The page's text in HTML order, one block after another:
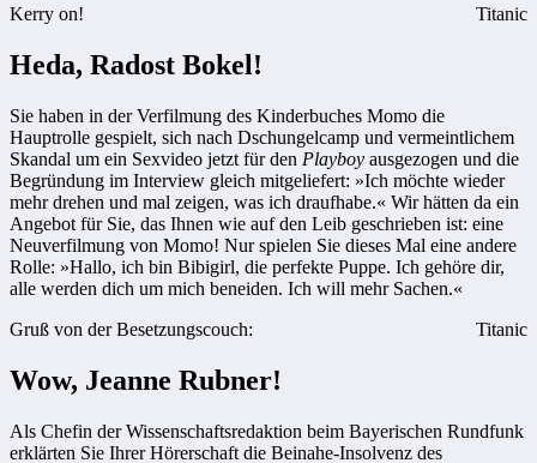
Kerry on!
Titanic
Heda, Radost Bokel!
Sie haben in der Verfilmung des Kinderbuches Momo die
Hauptrolle gespielt, sich nach Dschungelcamp und vermeintlichem
Skandal um ein Sexvideo jetzt für den Playboy ausgezogen und die
Begründung im Interview gleich mitgeliefert: »Ich möchte wieder
mehr drehen und mal zeigen, was ich draufhabe.« Wir hätten da ein
Angebot für Sie, das Ihnen wie auf den Leib geschrieben ist: eine
Neuverfilmung von Momo! Nur spielen Sie dieses Mal eine andere
Rolle: »Hallo, ich bin Bibigirl, die perfekte Puppe. Ich gehöre dir,
alle werden dich um mich beneiden. Ich will mehr Sachen.«
Gruß von der Besetzungscouch:
Titanic
Wow, Jeanne Rubner!
Als Chefin der Wissenschaftsredaktion beim Bayerischen Rundfunk
erklärten Sie Ihrer Hörerschaft die Beinahe-Insolvenz des